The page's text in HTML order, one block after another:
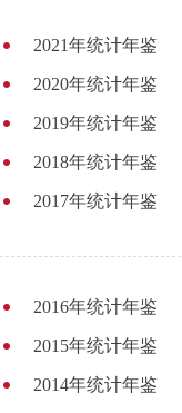
2021年统计年鉴
2020年统计年鉴
2019年统计年鉴
2018年统计年鉴
2017年统计年鉴
2016年统计年鉴
2015年统计年鉴
2014年统计年鉴